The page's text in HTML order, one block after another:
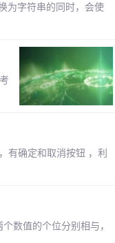
为字符串的同时，会使
有确定和取消按钮 ，利
数值的个位分别相与，